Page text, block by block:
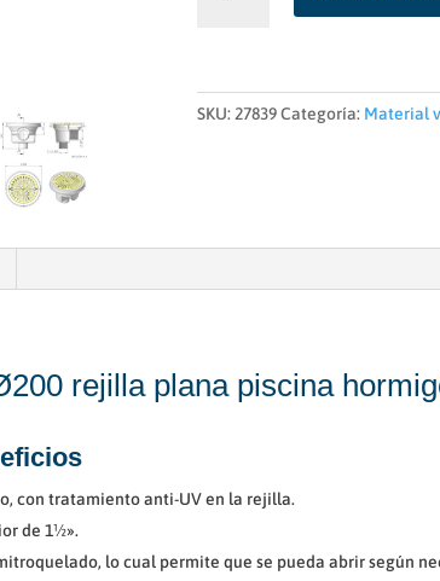
piscina
SKU:27839Categoría: Material
rejilla plana piscina
con tratamiento anti-UV en la rejilla.
de 1½».
lo cual permite que se pueda abrir según